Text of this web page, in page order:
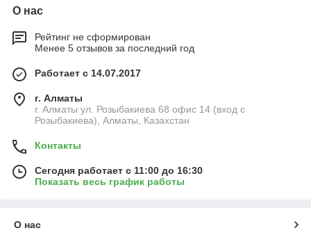
О нас
Рейтинг не сформирован
Менее 5 отзывов за последний год
Работает с 14.07.2017
г. Алматы
г. Алматы ул. Розыбакиева 68 офис 14 (вход с
Розыбакиева), Алматы, Казахстан
Контакты
Сегодня работает с 11:00 до 16:30
Показать весь график работы
О нас